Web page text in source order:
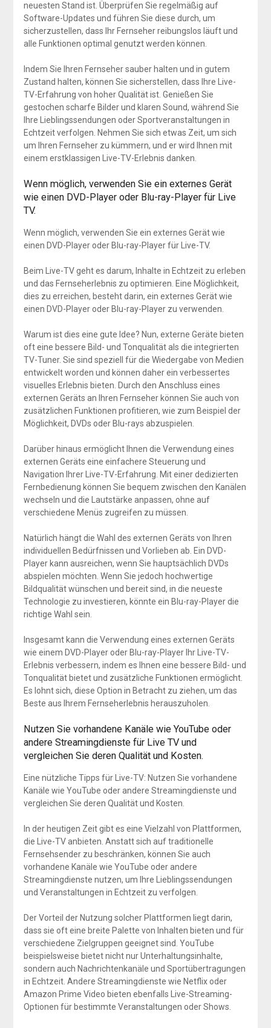
neuesten Stand ist. Überprüfen Sie regelmäßig auf
Software-Updates und führen Sie diese durch, um
sicherzustellen, dass Ihr Fernseher reibungslos läuft und
alle Funktionen optimal genutzt werden können.
Indem Sie Ihren Fernseher sauber halten und in gutem
Zustand halten, können Sie sicherstellen, dass Ihre Live-
TV-Erfahrung von hoher Qualität ist. Genießen Sie
gestochen scharfe Bilder und klaren Sound, während Sie
Ihre Lieblingssendungen oder Sportveranstaltungen in
Echtzeit verfolgen. Nehmen Sie sich etwas Zeit, um sich
um Ihren Fernseher zu kümmern, und er wird Ihnen mit
einem erstklassigen Live-TV-Erlebnis danken.
Wenn möglich, verwenden Sie ein externes Gerät
wie einen DVD-Player oder Blu-ray-Player für Live
TV.
Wenn möglich, verwenden Sie ein externes Gerät wie
einen DVD-Player oder Blu-ray-Player für Live-TV.
Beim Live-TV geht es darum, Inhalte in Echtzeit zu erleben
und das Fernseherlebnis zu optimieren. Eine Möglichkeit,
dies zu erreichen, besteht darin, ein externes Gerät wie
einen DVD-Player oder Blu-ray-Player zu verwenden.
Warum ist dies eine gute Idee? Nun, externe Geräte bieten
oft eine bessere Bild- und Tonqualität als die integrierten
TV-Tuner. Sie sind speziell für die Wiedergabe von Medien
entwickelt worden und können daher ein verbessertes
visuelles Erlebnis bieten. Durch den Anschluss eines
externen Geräts an Ihren Fernseher können Sie auch von
zusätzlichen Funktionen profitieren, wie zum Beispiel der
Möglichkeit, DVDs oder Blu-rays abzuspielen.
Darüber hinaus ermöglicht Ihnen die Verwendung eines
externen Geräts eine einfachere Steuerung und
Navigation Ihrer Live-TV-Erfahrung. Mit einer dedizierten
Fernbedienung können Sie bequem zwischen den Kanälen
wechseln und die Lautstärke anpassen, ohne auf
verschiedene Menüs zugreifen zu müssen.
Natürlich hängt die Wahl des externen Geräts von Ihren
individuellen Bedürfnissen und Vorlieben ab. Ein DVD-
Player kann ausreichen, wenn Sie hauptsächlich DVDs
abspielen möchten. Wenn Sie jedoch hochwertige
Bildqualität wünschen und bereit sind, in die neueste
Technologie zu investieren, könnte ein Blu-ray-Player die
richtige Wahl sein.
Insgesamt kann die Verwendung eines externen Geräts
wie einem DVD-Player oder Blu-ray-Player Ihr Live-TV-
Erlebnis verbessern, indem es Ihnen eine bessere Bild- und
Tonqualität bietet und zusätzliche Funktionen ermöglicht.
Es lohnt sich, diese Option in Betracht zu ziehen, um das
Beste aus Ihrem Fernseherlebnis herauszuholen.
Nutzen Sie vorhandene Kanäle wie YouTube oder
andere Streamingdienste für Live TV und
vergleichen Sie deren Qualität und Kosten.
Eine nützliche Tipps für Live-TV: Nutzen Sie vorhandene
Kanäle wie YouTube oder andere Streamingdienste und
vergleichen Sie deren Qualität und Kosten.
In der heutigen Zeit gibt es eine Vielzahl von Plattformen,
die Live-TV anbieten. Anstatt sich auf traditionelle
Fernsehsender zu beschränken, können Sie auch
vorhandene Kanäle wie YouTube oder andere
Streamingdienste nutzen, um Ihre Lieblingssendungen
und Veranstaltungen in Echtzeit zu verfolgen.
Der Vorteil der Nutzung solcher Plattformen liegt darin,
dass sie oft eine breite Palette von Inhalten bieten und für
verschiedene Zielgruppen geeignet sind. YouTube
beispielsweise bietet nicht nur Unterhaltungsinhalte,
sondern auch Nachrichtenkanäle und Sportübertragungen
in Echtzeit. Andere Streamingdienste wie Netflix oder
Amazon Prime Video bieten ebenfalls Live-Streaming-
Optionen für bestimmte Veranstaltungen oder Shows.